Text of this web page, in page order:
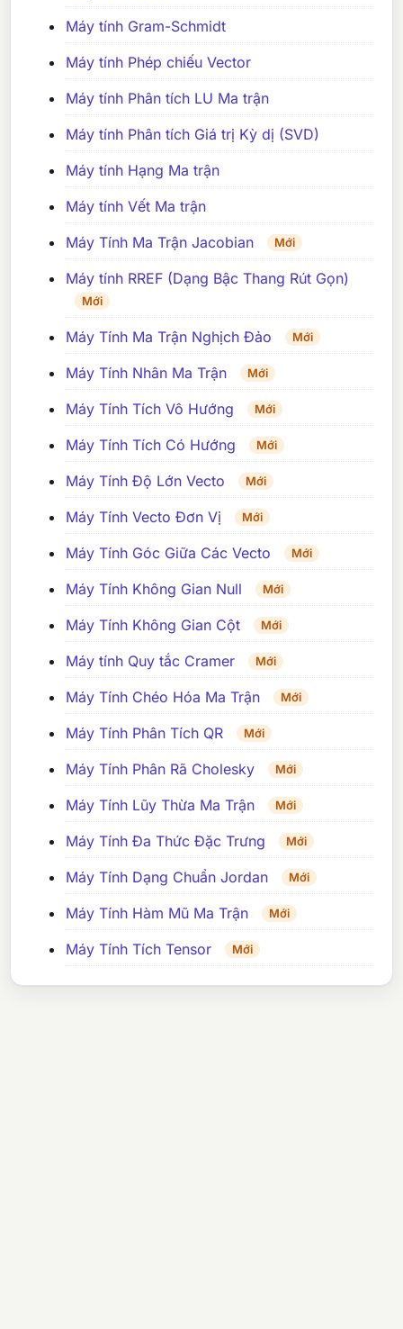
Máy tính Gram-Schmidt
Máy tính Phép chiếu Vector
Máy tính Phân tích LU Ma trận
Máy tính Phân tích Giá trị Kỳ dị (SVD)
Máy tính Hạng Ma trận
Máy tính Vết Ma trận
Máy Tính Ma Trận Jacobian
Mới
Máy tính RREF (Dạng Bậc Thang Rút Gọn)
Mới
Máy Tính Ma Trận Nghịch Đảo Mới
Máy Tính Nhân Ma Trận Mới
Máy Tính Tích Vô Hướng Mới
Máy Tính Tích Có Hướng Mới
Máy Tính Độ Lớn Vecto Mới
Máy Tính Vecto Đơn Vị Mới
Máy Tính Góc Giữa Các Vecto Mới
Máy Tính Không Gian Null Mới
Máy Tính Không Gian Cột Mới
Máy tính Quy tắc Cramer Mới
Máy Tính Chéo Hóa Ma Trận Mới
Máy Tính Phân Tích QR Mới
Máy Tính Phân Rã Cholesky Mới
Máy Tính Lũy Thừa Ma Trận Mới
Máy Tính Đa Thức Đặc Trưng Mới
Máy Tính Dạng Chuẩn Jordan Mới
Máy Tính Hàm Mũ Ma Trận Mới
Máy Tính Tích Tensor Mới